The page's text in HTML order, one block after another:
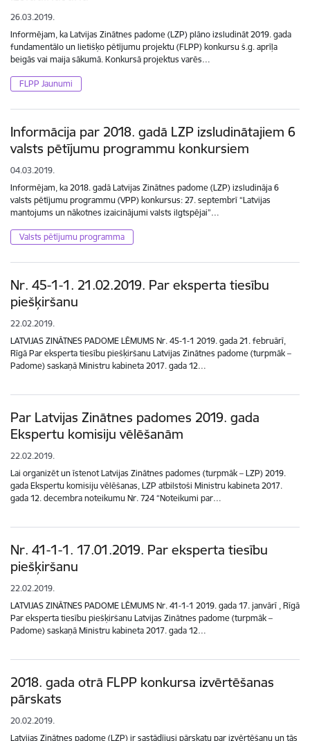
26.03.2019.
Informējam, ka Latvijas Zinātnes padome (LZP) plāno izsludināt 2019. gada
fundamentālo un lietišķo pētījumu projektu (FLPP) konkursu š.g. aprīļa
beigās vai maija sākumā. Konkursā projektus varēs…
FLPP Jaunumi
Informācija par 2018. gadā LZP izsludinātajiem 6
valsts pētījumu programmu konkursiem
04.03.2019.
Informējam, ka 2018. gadā Latvijas Zinātnes padome (LZP) izsludināja 6
valsts pētījumu programmu (VPP) konkursus: 27. septembrī “Latvijas
mantojums un nākotnes izaicinājumi valsts ilgtspējai”…
Valsts pētījumu programma
Nr. 45-1-1. 21.02.2019. Par eksperta tiesību
piešķiršanu
22.02.2019.
LATVIJAS ZINĀTNES PADOME LĒMUMS Nr. 45-1-1 2019. gada 21. februārī,
Rīgā Par eksperta tiesību piešķiršanu Latvijas Zinātnes padome (turpmāk –
Padome) saskaņā Ministru kabineta 2017. gada 12…
Par Latvijas Zinātnes padomes 2019. gada
Ekspertu komisiju vēlēšanām
22.02.2019.
Lai organizēt un īstenot Latvijas Zinātnes padomes (turpmāk – LZP) 2019.
gada Ekspertu komisiju vēlēšanas, LZP atbilstoši Ministru kabineta 2017.
gada 12. decembra noteikumu Nr. 724 “Noteikumi par…
Nr. 41-1-1. 17.01.2019. Par eksperta tiesību
piešķiršanu
22.02.2019.
LATVIJAS ZINĀTNES PADOME LĒMUMS Nr. 41-1-1 2019. gada 17. janvārī , Rīgā
Par eksperta tiesību piešķiršanu Latvijas Zinātnes padome (turpmāk –
Padome) saskaņā Ministru kabineta 2017. gada 12…
2018. gada otrā FLPP konkursa izvērtēšanas
pārskats
20.02.2019.
Latvijas Zinātnes padome (LZP) ir sastādījusi pārskatu par izvērtēšanu un tās